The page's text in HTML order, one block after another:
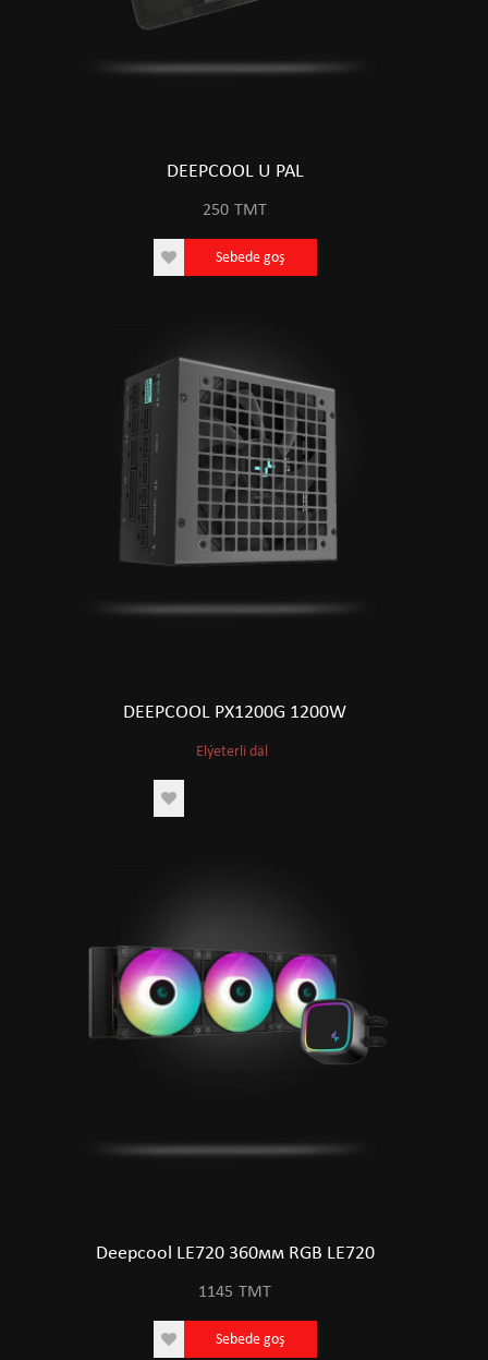
DEEPCOOL U PAL
250 TMT
Sebede goş
DEEPCOOL PX1200G 1200W
Elýeterli däl
Deepcool LE720 360мм RGB LE720
1145 TMT
Sebede goş